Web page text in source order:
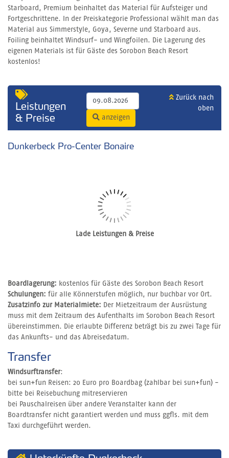
Starboard, Premium beinhaltet das Material für Aufsteiger und
Fortgeschrittene. In der Preiskategorie Professional wählt man das
Material aus Simmerstyle, Goya, Severne und Starboard aus.
Foiling beinhaltet Windsurf- und Wingfoilen. Die Lagerung des
eigenen Materials ist für Gäste des Sorobon Beach Resort
kostenlos!
Leistungen
& Preise
anzeigen
Zurück nach
oben
Dunkerbeck Pro-Center Bonaire
Lade Leistungen & Preise
Boardlagerung: kostenlos für Gäste des Sorobon Beach Resort
Schulungen: für alle Könnerstufen möglich, nur buchbar vor Ort.
Zusatzinfo zur Materialmiete: Der Mietzeitraum der Ausrüstung
muss mit dem Zeitraum des Aufenthalts im Sorobon Beach Resort
übereinstimmen. Die erlaubte Differenz beträgt bis zu zwei Tage für
das Ankunfts- und das Abreisedatum.
Transfer
Windsurftransfer:
bei sun+fun Reisen: 20 Euro pro Boardbag (zahlbar bei sun+fun) -
bitte bei Reisebuchung mitreservieren
bei Pauschalreisen über andere Veranstalter kann der
Boardtransfer nicht garantiert werden und muss ggfls. mit dem
Taxi durchgeführt werden.